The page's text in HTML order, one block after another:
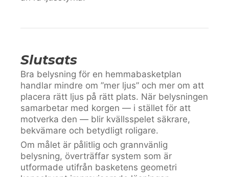
Slutsats
Bra belysning för en hemmabasketplan
handlar mindre om ”mer ljus” och mer om att
placera rätt ljus på rätt plats. När belysningen
samarbetar med korgen — i stället för att
motverka den — blir kvällsspelet säkrare,
bekvämare och betydligt roligare.
Om målet är pålitlig och grannvänlig
belysning, överträffar system som är
utformade utifrån basketens geometri